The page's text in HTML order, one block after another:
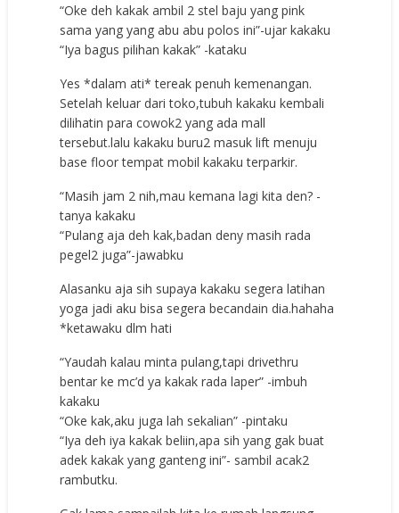
“Oke deh kakak ambil 2 stel baju yang pink
sama yang yang abu abu polos ini”-ujar kakaku
“Iya bagus pilihan kakak” -kataku
Yes *dalam ati* tereak penuh kemenangan.
Setelah keluar dari toko,tubuh kakaku kembali
dilihatin para cowok2 yang ada mall
tersebut.lalu kakaku buru2 masuk lift menuju
base floor tempat mobil kakaku terparkir.
“Masih jam 2 nih,mau kemana lagi kita den? -
tanya kakaku
“Pulang aja deh kak,badan deny masih rada
pegel2 juga”-jawabku
Alasanku aja sih supaya kakaku segera latihan
yoga jadi aku bisa segera becandain dia.hahaha
*ketawaku dlm hati
“Yaudah kalau minta pulang,tapi drivethru
bentar ke mc’d ya kakak rada laper” -imbuh
kakaku
“Oke kak,aku juga lah sekalian” -pintaku
“Iya deh iya kakak beliin,apa sih yang gak buat
adek kakak yang ganteng ini”- sambil acak2
rambutku.